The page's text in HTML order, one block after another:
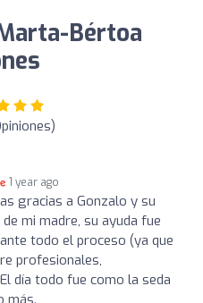
Bértoa
1 year ago
gracias a Gonzalo y su
mi madre, su ayuda fue
todo el proceso (ya que
profesionales,
día todo fue como la seda
más.